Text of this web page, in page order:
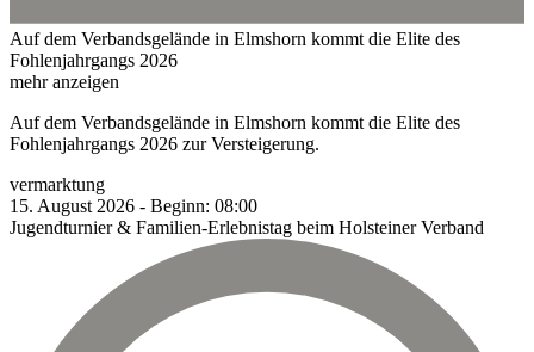
Auf dem Verbandsgelände in Elmshorn kommt die Elite des
Fohlenjahrgangs 2026
mehr anzeigen
Auf dem Verbandsgelände in Elmshorn kommt die Elite des
Fohlenjahrgangs 2026 zur Versteigerung.
vermarktung
15. August 2026 - Beginn: 08:00
Jugendturnier & Familien-Erlebnistag beim Holsteiner Verband